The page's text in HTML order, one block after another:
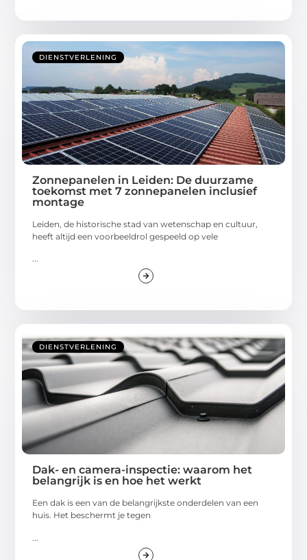
DIENSTVERLENING
Zonnepanelen in Leiden: De duurzame
toekomst met 7 zonnepanelen inclusief
montage
Leiden, de historische stad van wetenschap en cultuur,
heeft altijd een voorbeeldrol gespeeld op vele
...
DIENSTVERLENING
Dak- en camera-inspectie: waarom het
belangrijk is en hoe het werkt
Een dak is een van de belangrijkste onderdelen van een
huis. Het beschermt je tegen